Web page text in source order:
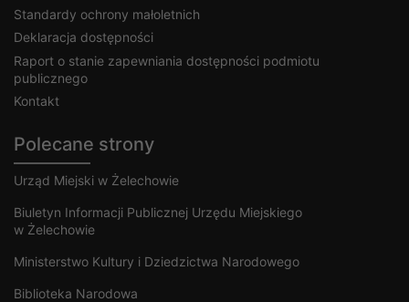
Standardy ochrony małoletnich
Deklaracja dostępności
Raport o stanie zapewniania dostępności podmiotu
publicznego
Kontakt
Polecane strony
Urząd Miejski w Żelechowie
Biuletyn Informacji Publicznej Urzędu Miejskiego
w Żelechowie
Ministerstwo Kultury i Dziedzictwa Narodowego
Biblioteka Narodowa